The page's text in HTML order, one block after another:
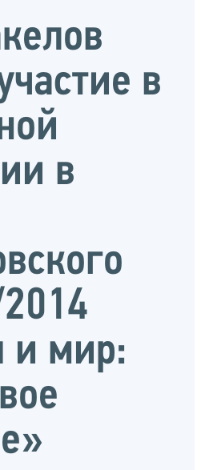
в
в
и мир: